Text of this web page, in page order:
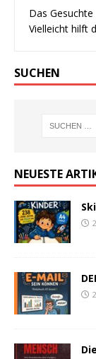
Das
Vielleicht hilft
SUCHEN
NEUESTE